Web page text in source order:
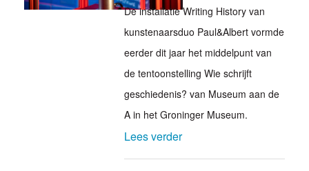
De installatie Writing History van
kunstenaarsduo Paul&Albert vormde
eerder dit jaar het middelpunt van
de tentoonstelling Wie schrijft
geschiedenis? van Museum aan de
A in het Groninger Museum.
Lees verder